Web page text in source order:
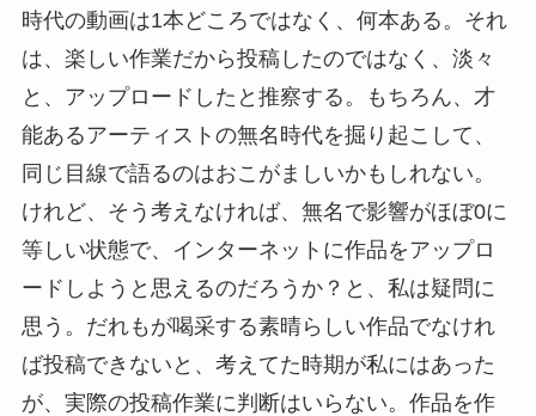
時代の動画は1本どころではなく、何本ある。それ
は、楽しい作業だから投稿したのではなく、淡々
と、アップロードしたと推察する。もちろん、才
能あるアーティストの無名時代を掘り起こして、
同じ目線で語るのはおこがましいかもしれない。
けれど、そう考えなければ、無名で影響がほぼ0に
等しい状態で、インターネットに作品をアップロ
ードしようと思えるのだろうか？と、私は疑問に
思う。だれもが喝采する素晴らしい作品でなけれ
ば投稿できないと、考えてた時期が私にはあった
が、実際の投稿作業に判断はいらない。作品を作